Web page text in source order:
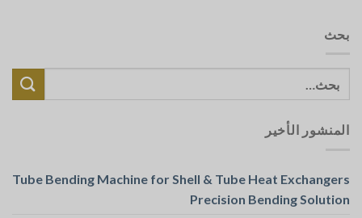
بحث
المنشور الأخير
Tube Bending Machine for Shell & Tube Heat Exchangers
Precision Bending Solution